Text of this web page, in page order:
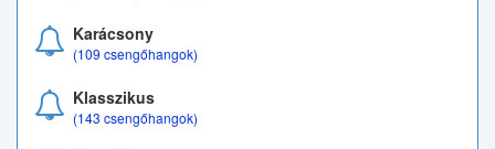
Karácsony
(109 csengőhangok)
Klasszikus
(143 csengőhangok)